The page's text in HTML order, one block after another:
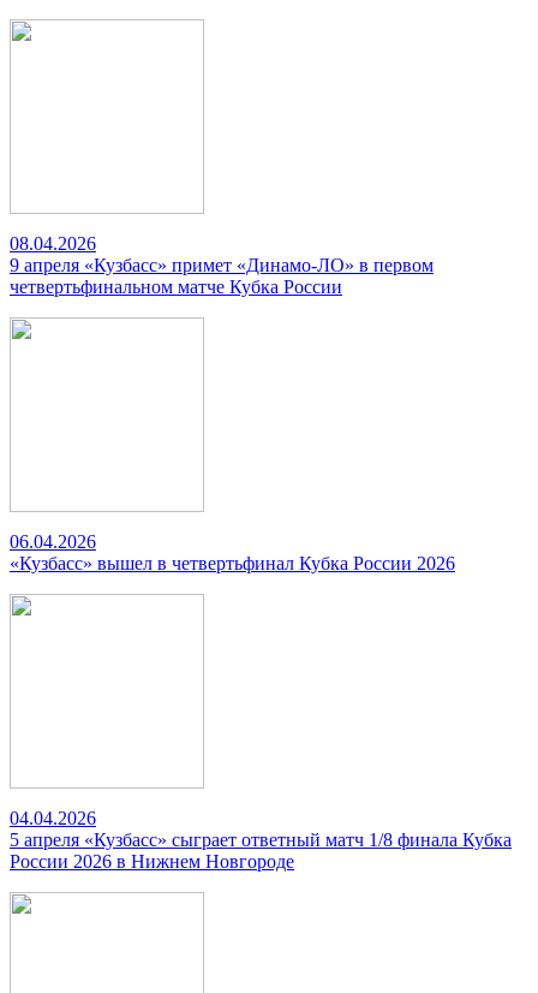
08.04.2026
9 апреля «Кузбасс» примет «Динамо-ЛО» в первом
четвертьфинальном матче Кубка России
06.04.2026
«Кузбасс» вышел в четвертьфинал Кубка России 2026
04.04.2026
5 апреля «Кузбасс» сыграет ответный матч 1/8 финала Кубка
России 2026 в Нижнем Новгороде